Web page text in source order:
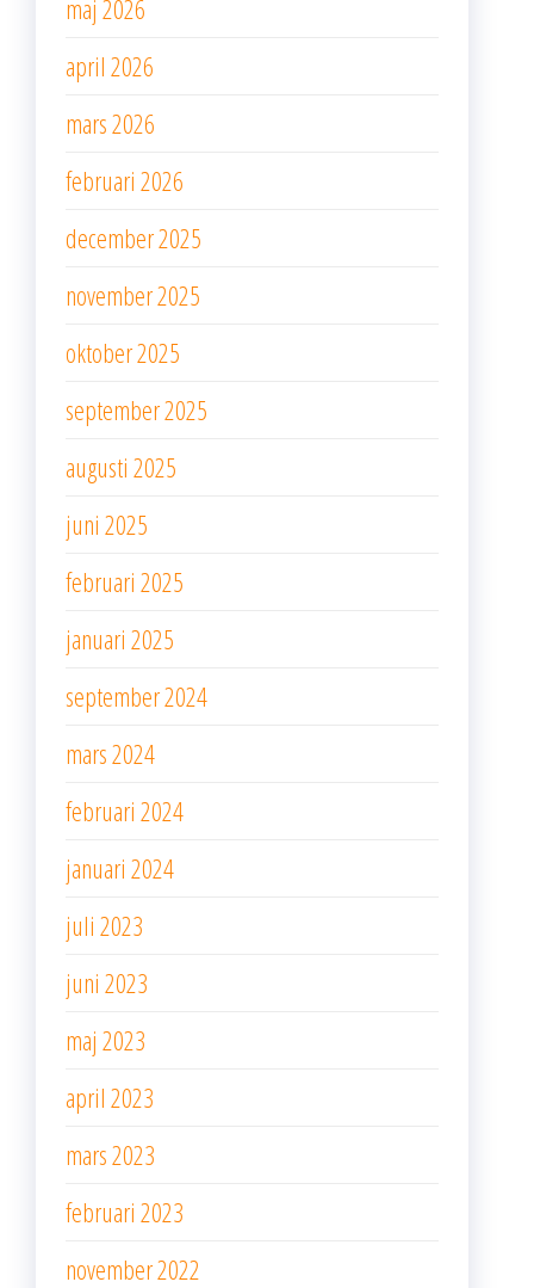
maj 2026
april 2026
mars 2026
februari 2026
december 2025
november 2025
oktober 2025
september 2025
augusti 2025
juni 2025
februari 2025
januari 2025
september 2024
mars 2024
februari 2024
januari 2024
juli 2023
juni 2023
maj 2023
april 2023
mars 2023
februari 2023
november 2022